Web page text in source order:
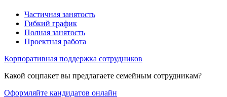
Частичная занятость
Гибкий график
Полная занятость
Проектная работа
Корпоративная поддержка сотрудников
Какой соцпакет вы предлагаете семейным сотрудникам?
Оформляйте кандидатов онлайн